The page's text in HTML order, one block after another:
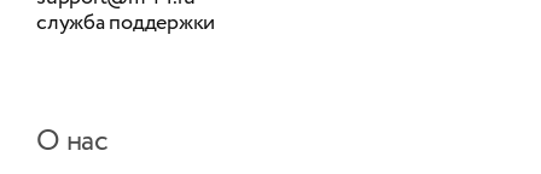
служба поддержки
О нас